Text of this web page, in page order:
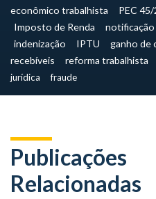
econômico trabalhista
PEC
Imposto de Renda
indenização
IPTU ganho de
recebíveis
reforma trabalhista
jurídica
fraude
Publicações
Relacionadas